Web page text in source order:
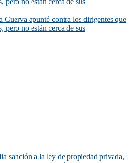
Cuerva apuntó contra los dirigentes que
pero no están cerca de sus
sanción a la ley de propiedad privada,